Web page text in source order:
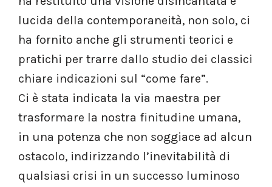
lucida della contemporaneità, non solo, ci
ha fornito anche gli strumenti teorici e
pratichi per trarre dallo studio dei classici
chiare indicazioni sul “come fare”.
Ci è stata indicata la via maestra per
trasformare la nostra finitudine umana,
in una potenza che non soggiace ad alcun
ostacolo, indirizzando l’inevitabilità di
qualsiasi crisi in un successo luminoso